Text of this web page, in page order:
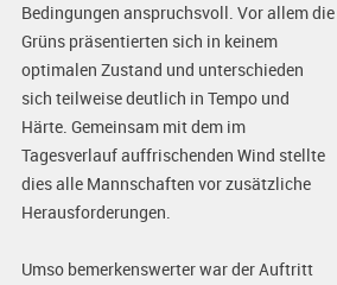
Bedingungen anspruchsvoll. Vor allem die
Grüns präsentierten sich in keinem
optimalen Zustand und unterschieden
sich teilweise deutlich in Tempo und
Härte. Gemeinsam mit dem im
Tagesverlauf auffrischenden Wind stellte
dies alle Mannschaften vor zusätzliche
Herausforderungen.
Umso bemerkenswerter war der Auftritt